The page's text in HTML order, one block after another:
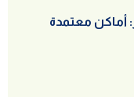
أماكن معتمدة